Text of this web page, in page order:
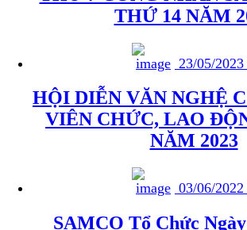
THỨ 14 NĂM
23/05/2023
HỘI DIỄN VĂN NGHỆ
VIÊN CHỨC, LAO
NĂM 2023
03/06/2022
SAMCO Tổ Chức